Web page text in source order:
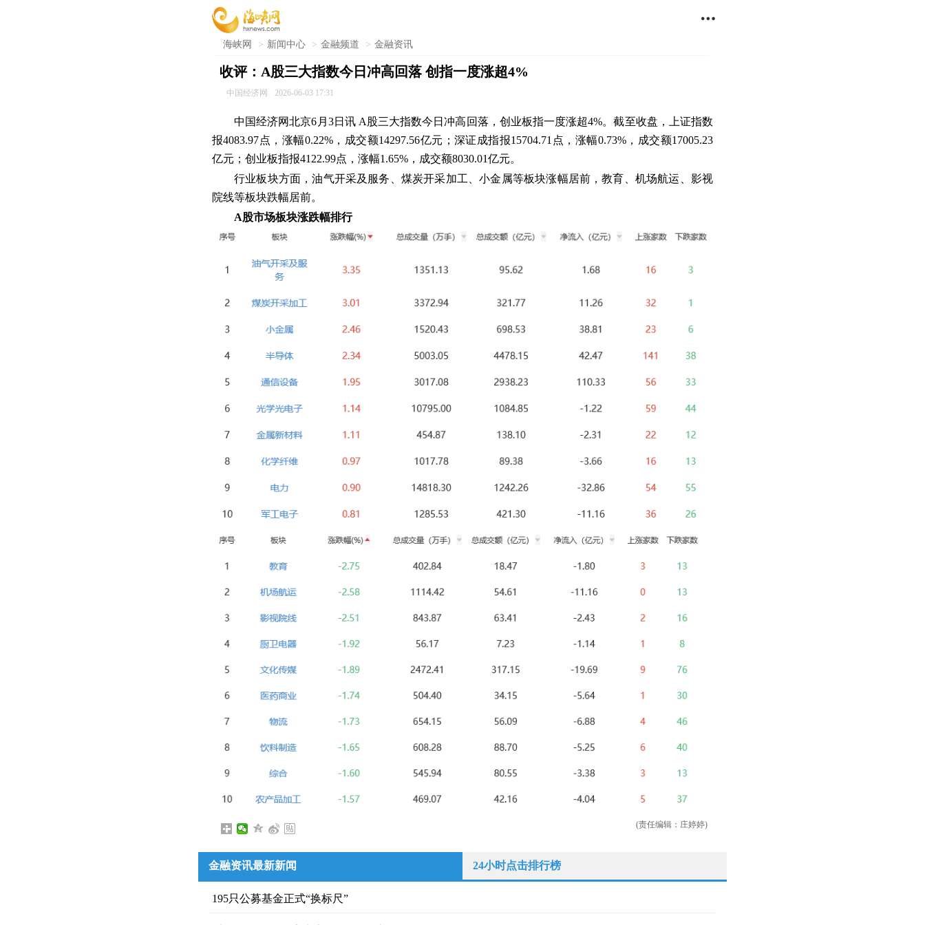

海峡网 > 新闻中心 > 金融频道 > 金融资讯
收评：A股三大指数今日冲高回落 创指一度涨超4%
中国经济网 2026-06-03 17:31
中国经济网北京6月3日讯 A股三大指数今日冲高回落，创业板指一度涨超4%。截至收盘，上证指数
报4083.97点，涨幅0.22%，成交额14297.56亿元；深证成指报15704.71点，涨幅0.73%，成交额17005.23
亿元；创业板指报4122.99点，涨幅1.65%，成交额8030.01亿元。
行业板块方面，油气开采及服务、煤炭开采加工、小金属等板块涨幅居前，教育、机场航运、影视
院线等板块跌幅居前。
A股市场板块涨跌幅排行
(责任编辑：庄婷婷)
金融资讯最新新闻 24小时点击排行榜
195只公募基金正式“换标尺”